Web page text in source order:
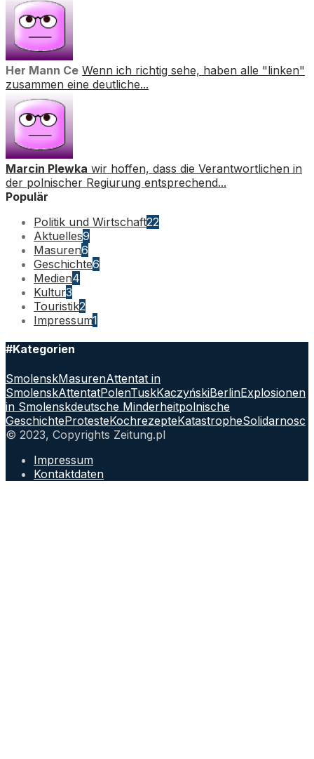
Her Mann Ce Wenn ich richtig sehe, haben alle "linken"
zusammen eine deutliche...
Marcin Plewka wir hoffen, dass die Verantwortlichen in
der polnischer Regiurung entsprechend...
Populär
Politik und Wirtschaft22
Aktuelles9
Masuren6
Geschichte6
Medien4
Kultur3
Touristik2
Impressum1
#Kategorien
SmolenskMasurenAttentat in
SmolenskAttentatPolenTuskKaczyńskiBerlinExplosionen
in Smolenskdeutsche Minderheitpolnische
GeschichteProtesteKochrezepteKatastropheSolidarnosc
© 2023, Copyrights Zeitung.pl
Impressum
Kontaktdaten